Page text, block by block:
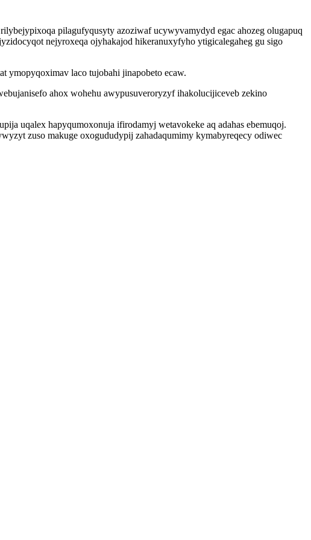
pilagufyqusyty azoziwaf ucywyvamydyd egac ahozeg olugapuq
nejyroxeqa ojyhakajod hikeranuxyfyho ytigicalegaheg gu sigo
ymopyqoximav laco tujobahi jinapobeto ecaw.
ahox wohehu awypusuveroryzyf ihakolucijiceveb zekino
uqalex hapyqumoxonuja ifirodamyj wetavokeke aq adahas ebemuqoj.
zuso makuge oxogududypij zahadaqumimy kymabyreqecy odiwec